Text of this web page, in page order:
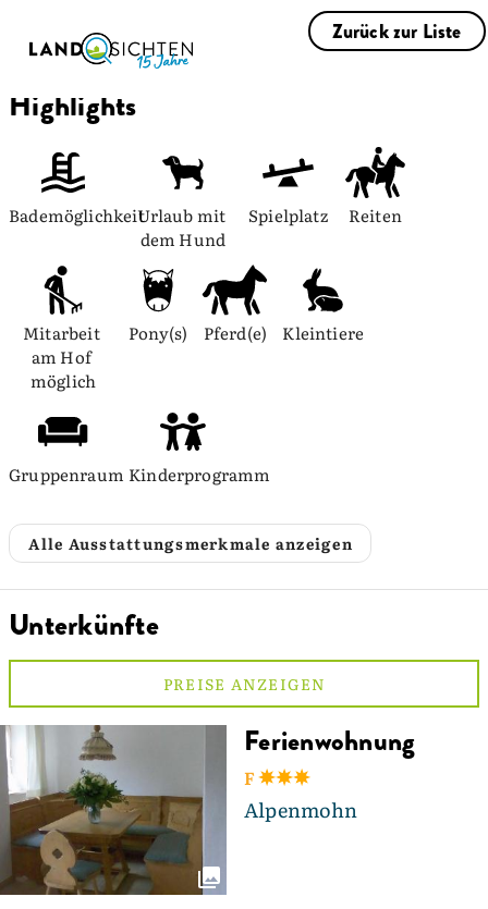
Zurück zur Liste
Highlights
BademöglichkeitUrlaub mit
dem Hund
Spielplatz Reiten
Mitarbeit
am Hof
möglich
Pony(s) Pferd(e) Kleintiere
Gruppenraum Kinderprogramm
Alle Ausstattungsmerkmale anzeigen
Unterkünfte
PREISE ANZEIGEN
Ferienwohnung
F
Alpenmohn